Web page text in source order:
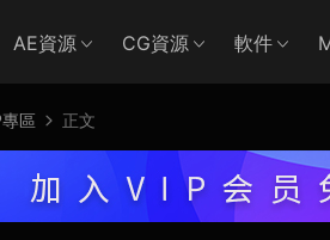
AE資源 CG資源 軟件
區 正文